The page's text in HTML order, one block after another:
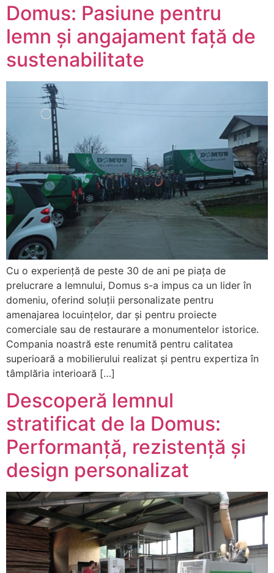
Domus: Pasiune pentru
lemn și angajament față de
sustenabilitate
Cu o experiență de peste 30 de ani pe piața de
prelucrare a lemnului, Domus s-a impus ca un lider în
domeniu, oferind soluții personalizate pentru
amenajarea locuințelor, dar și pentru proiecte
comerciale sau de restaurare a monumentelor istorice.
Compania noastră este renumită pentru calitatea
superioară a mobilierului realizat și pentru expertiza în
tâmplăria interioară […]
Descoperă lemnul
stratificat de la Domus:
Performanță, rezistență și
design personalizat